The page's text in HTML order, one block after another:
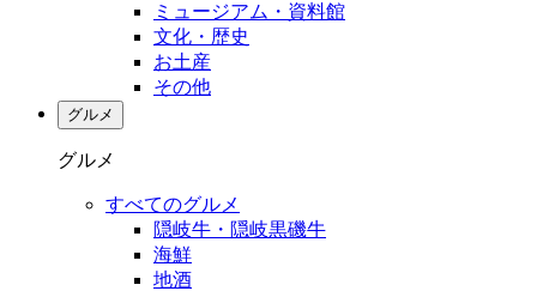
ミュージアム・資料館
文化・歴史
お土産
その他
グルメ
グルメ
すべてのグルメ
隠岐牛・隠岐黒磯牛
海鮮
地酒